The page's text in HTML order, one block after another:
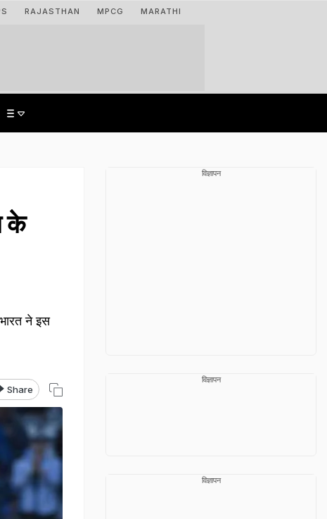
RAJASTHAN MPCG MARATHI
के
ने इस
Share
विज्ञापन
विज्ञापन
विज्ञापन